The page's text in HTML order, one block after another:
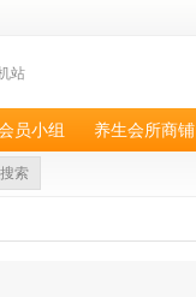
站
员小组 养生会所商铺
搜索